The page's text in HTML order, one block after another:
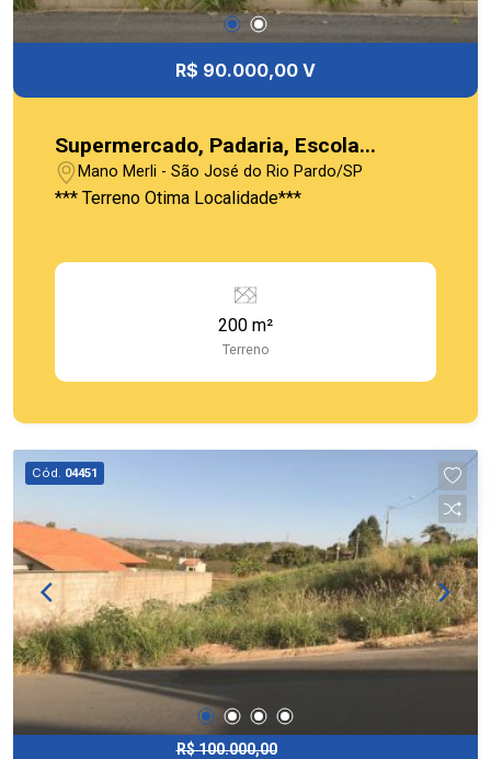
R$ 90.000,00 V
Supermercado, Padaria, Escola...
Mano Merli - São José do Rio Pardo/SP
*** Terreno Otima Localidade***
200 m²
Terreno
Cód. 04451
R$ 100.000,00